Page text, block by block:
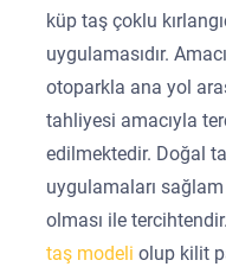
küp taş çoklu
uygulamasıdır.
otoparkla ana yol
tahliyesi amacıyla
edilmektedir. Doğal
uygulamaları sağlam
olması ile
taş modeliolup kilit